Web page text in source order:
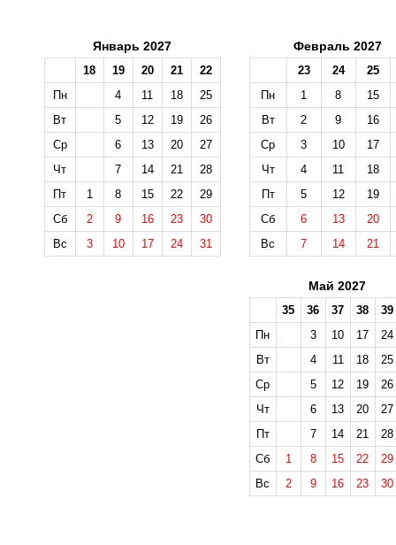
Январь 2027
18 19 20 21
22
Пн
4 11 18
25
Вт
5 12 19
26
Ср
6 13 20
27
Чт
7 14 21
28
Пт
1 8 15 22
29
Сб
2 9 16 23
30
Вс
3 10 17 24 31
Февраль 2027
23 24
25
Пн
1 8
15
Вт
2 9
16
Ср
3 10
17
Чт
4 11
18
Пт
5 12
19
Сб
6 13
20
Вс
7 14 21
Май 2027
35 36 37 38
39
Пн
3 10 17
24
Вт
4 11 18
25
Ср
5 12 19
26
Чт
6 13 20
27
Пт
7 14 21
28
Сб
1 8 15 22
29
Вс
2 9 16 23 30